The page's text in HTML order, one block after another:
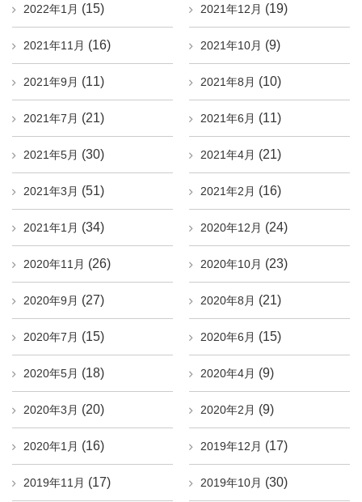
2022年1月 (15) 2021年12月 (19)
2021年11月 (16) 2021年10月 (9)
2021年9月 (11) 2021年8月 (10)
2021年7月 (21) 2021年6月 (11)
2021年5月 (30) 2021年4月 (21)
2021年3月 (51) 2021年2月 (16)
2021年1月 (34) 2020年12月 (24)
2020年11月 (26) 2020年10月 (23)
2020年9月 (27) 2020年8月 (21)
2020年7月 (15) 2020年6月 (15)
2020年5月 (18) 2020年4月 (9)
2020年3月 (20) 2020年2月 (9)
2020年1月 (16) 2019年12月 (17)
2019年11月 (17) 2019年10月 (30)